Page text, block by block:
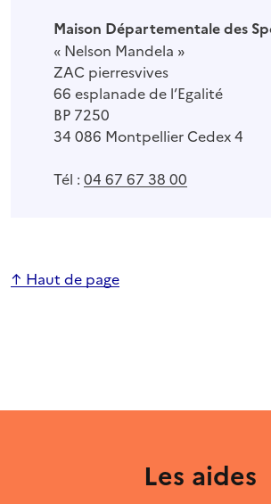
Maison Départementale des
« Nelson Mandela »
ZAC pierresvives
66 esplanade de l’Egalité
BP 7250
34 086 Montpellier Cedex 4
Tél : 04 67 67 38 00
↑ Haut de page
Les aides